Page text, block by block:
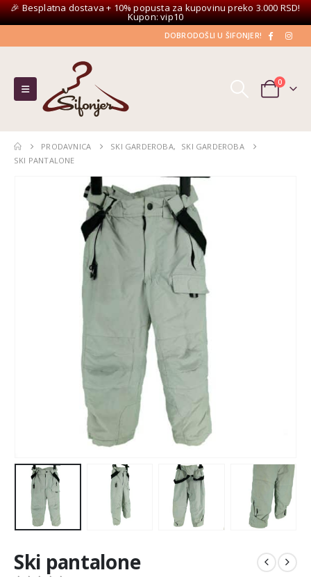
🎉 Besplatna dostava + 10% popusta za kupovinu preko 3.000 RSD!
Kupon: vip10
DOBRODOŠLI U ŠIFONJER!
0
PRODAVNICA SKI GARDEROBA,
SKI GARDEROBA
SKI PANTALONE
Ski pantalone